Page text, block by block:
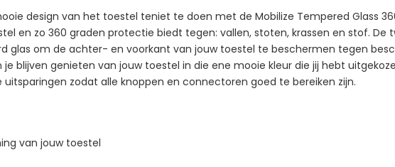
design van het toestel teniet te doen met de Mobilize Tempered Glass
en zo 360 graden protectie biedt tegen: vallen, stoten, krassen en stof. De
glas om de achter- en voorkant van jouw toestel te beschermen tegen
blijven genieten van jouw toestel in die ene mooie kleur die jij hebt
zodat alle knoppen en connectoren goed te bereiken zijn.
van jouw toestel